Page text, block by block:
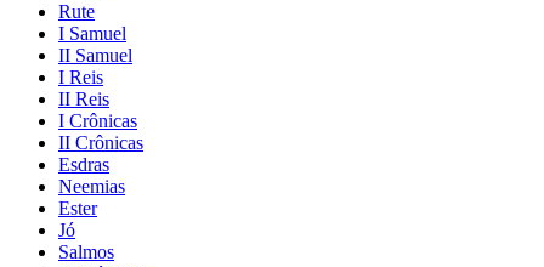
Rute
I Samuel
II Samuel
I Reis
II Reis
I Crônicas
II Crônicas
Esdras
Neemias
Ester
Jó
Salmos